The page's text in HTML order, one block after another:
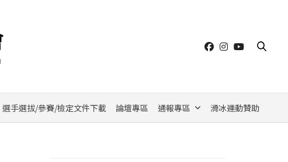
選手選拔/參賽/檢定文件下載 論壇專區 通報專區 滑冰運動贊助